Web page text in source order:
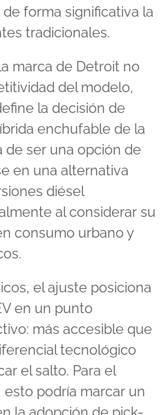
forma significativa la
tradicionales.
marca de Detroit no
del modelo,
la decisión de
enchufable de la
de ser una opción de
en una alternativa
diésel
al considerar su
consumo urbano y
el ajuste posiciona
en un punto
más accesible que
tecnológico
el salto. Para el
podría marcar un